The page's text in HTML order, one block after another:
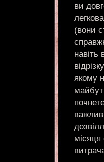
ви
(вони
навіть
якому
місяця